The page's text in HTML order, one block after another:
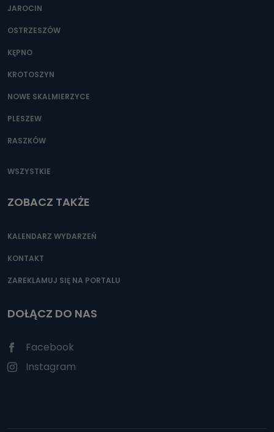
JAROCIN
OSTRZESZÓW
KĘPNO
KROTOSZYN
NOWE SKALMIERZYCE
PLESZEW
RASZKÓW
WSZYSTKIE
ZOBACZ TAKŻE
KALENDARZ WYDARZEŃ
KONTAKT
ZAREKLAMUJ SIĘ NA PORTALU
DOŁĄCZ DO NAS
Facebook
Instagram